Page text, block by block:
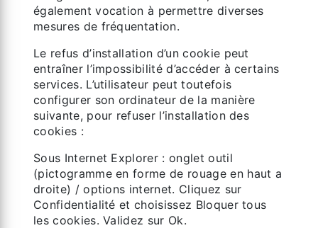
également vocation à permettre diverses
mesures de fréquentation.
Le refus d’installation d’un cookie peut
entraîner l’impossibilité d’accéder à certains
services. L’utilisateur peut toutefois
configurer son ordinateur de la manière
suivante, pour refuser l’installation des
cookies :
Sous Internet Explorer : onglet outil
(pictogramme en forme de rouage en haut a
droite) / options internet. Cliquez sur
Confidentialité et choisissez Bloquer tous
les cookies. Validez sur Ok.